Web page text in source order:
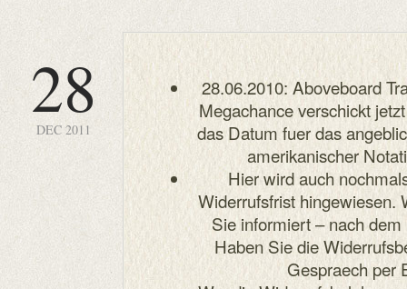
28
DEC 2011
28.06.2010: Aboveboard
Megachance verschickt
das Datum fuer das
amerikanischer
Hier wird auch
Widerrufsfrist hingewiesen.
Sie informiert – nach
Haben Sie die
Gespraech per